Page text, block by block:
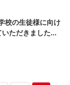
校の生徒様に向け
ただきました...